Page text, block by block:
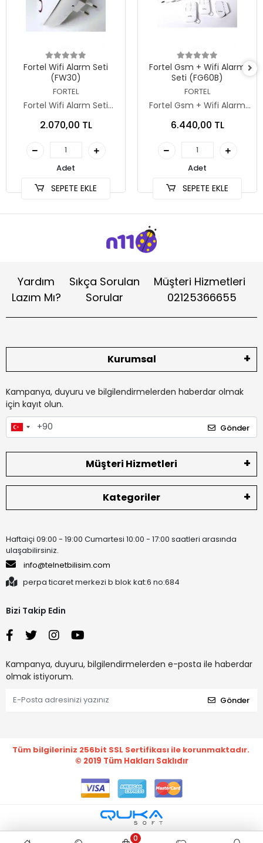
Sepete Ekle
Fortel Wifi Alarm Seti
(FW30)
FORTEL
Fortel Wifi Alarm Seti
2.070,00 TL
Adet
SEPETE EKLE
Sepete Ekle
Fortel Gsm + Wifi Alarm
Seti (FG60B)
FORTEL
Fortel Gsm + Wifi Alarm
6.440,00 TL
Adet
SEPETE EKLE
Yardım
Lazım Mı?
Sıkça Sorulan
Sorular
Müşteri Hizmetleri
02125366655
Kurumsal
Kampanya, duyuru ve bilgilendirmelerden haberdar olmak
için kayıt olun.
Gönder
Müşteri Hizmetleri
Kategoriler
Haftaiçi 09:00 - 19:00 Cumartesi 10:00 - 17:00 saatleri arasında
ulaşabilirsiniz.
info@telnetbilisim.com
perpa ticaret merkezi b blok kat:6 no:684
Bizi Takip Edin
Kampanya, duyuru, bilgilendirmelerden e-posta ile haberdar
olmak istiyorum.
Gönder
Tüm bilgileriniz 256bit SSL Sertifikası ile korunmaktadır.
© 2019 Tüm Hakları Saklıdır
0